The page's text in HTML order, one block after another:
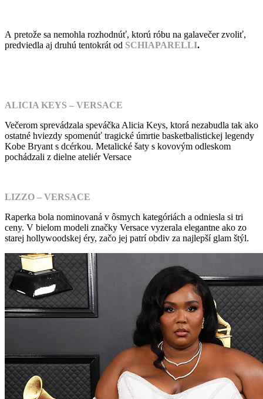
A pretože sa nemohla rozhodnúť, ktorú róbu na galavečer zvoliť,
predviedla aj druhú tentokrát od SCHIAPARELLI.
ALICIA KEYS – VERSACE
Večerom sprevádzala speváčka Alicia Keys, ktorá nezabudla tak ako
ostatné hviezdy spomenúť tragické úmrtie basketbalistickej legendy
Kobe Bryant s dcérkou. Metalické šaty s kovovým odleskom
pochádzali z dielne ateliér Versace
LIZZO – VERSACE
Raperka bola nominovaná v ôsmych kategóriách a odniesla si tri
ceny. V bielom modeli značky Versace vyzerala elegantne ako zo
starej hollywoodskej éry, začo jej patrí obdiv za najlepší glam štýl.